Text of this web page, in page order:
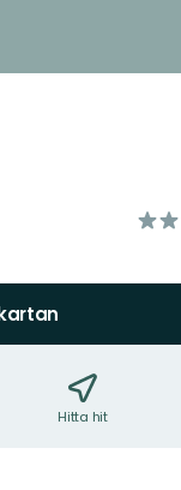
av
Hitta hit